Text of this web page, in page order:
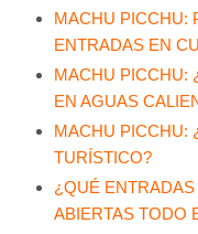
MACHU PICCHU:
ENTRADAS EN
MACHU PICCHU:
EN AGUAS
MACHU PICCHU:
TURÍSTICO?
¿QUÉ
ABIERTAS TODO